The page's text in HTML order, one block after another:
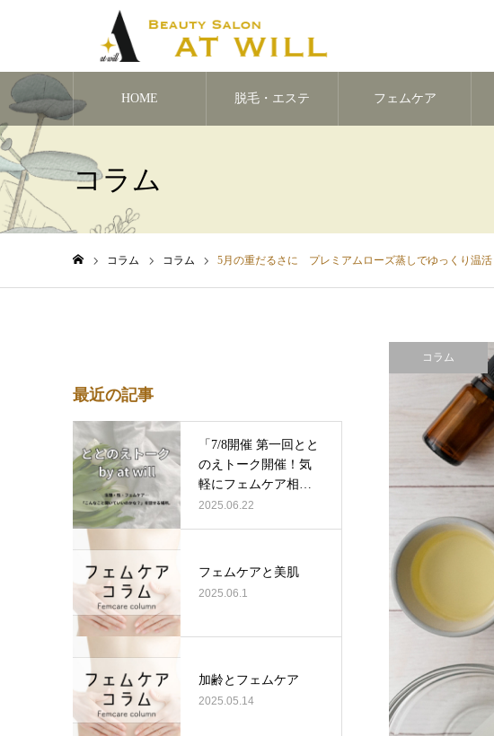
HOME 脱毛・エステ フェムケア
コラム
コラム コラム 5月の重だるさに プレミアムローズ蒸しでゆっくり温活
コラム
最近の記事
「7/8開催 第一回とと
のえトーク開催！気
軽にフェムケア相
談」
2025.06.22
​​フェムケアと美肌
2025.06.1
加齢とフェムケア
2025.05.14